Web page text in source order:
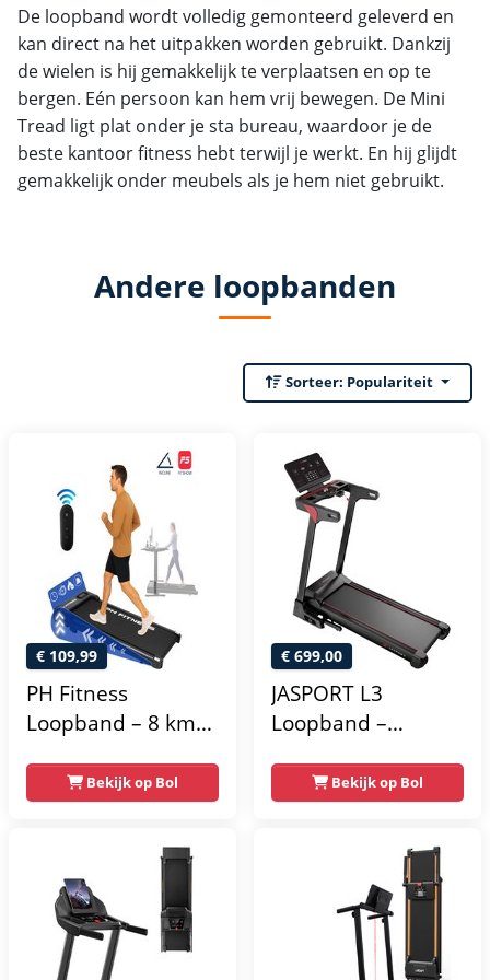
De loopband wordt volledig gemonteerd geleverd en
kan direct na het uitpakken worden gebruikt. Dankzij
de wielen is hij gemakkelijk te verplaatsen en op te
bergen. Eén persoon kan hem vrij bewegen. De Mini
Tread ligt plat onder je sta bureau, waardoor je de
beste kantoor fitness hebt terwijl je werkt. En hij glijdt
gemakkelijk onder meubels als je hem niet gebruikt.
Andere loopbanden
Sorteer: Populariteit
€ 109,99
PH Fitness
Loopband – 8 km/u
Handmatige
Helling –
Opvouwbaar /
Inklapbaar – B1S –
Black / Zwart –
Fitshow App –
Walking Pad –
Bekijk op Bol
€ 699,00
JASPORT L3
Loopband –
km/u, 18% helling,
Bluetooth & LED-
Bekijk op Bol